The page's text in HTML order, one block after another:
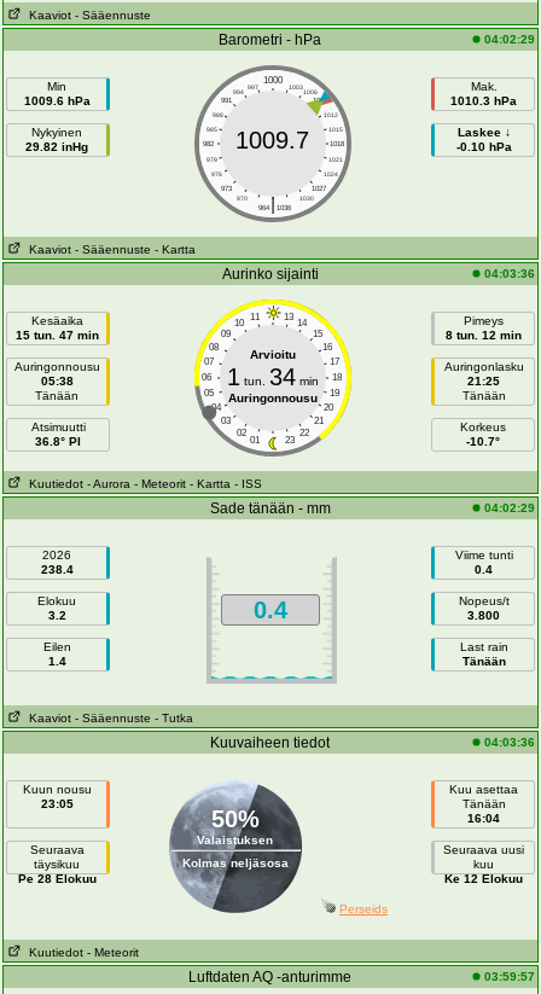
Kaaviot - Sääennuste
Barometri - hPa 04:02:29
Min
1009.6 hPa
Nykyinen
29.82 inHg
1000
997 1003
994
1006
991
1009
988
1012
985
1015
982
1018
979
1021
976
1024
973
1027
970
1030
|
964 1036
1009.7
Mak.
1010.3 hPa
Laskee ↓
-0.10 hPa
Kaaviot - Sääennuste - Kartta
Aurinko sijainti 04:03:36
Kesäaika
15 tun. 47 min
Auringonnousu
05:38
Tänään
Atsimuutti
36.8° PI
11 13
10
14
09
15
08
16
07
17
06
18
05
19
04
20
03
21
02
22
01 23
Arvioitu
1 tun. 34min
Auringonnousu
Pimeys
8 tun. 12 min
Auringonlasku
21:25
Tänään
Korkeus
-10.7°
Kuutiedot - Aurora - Meteorit - Kartta - ISS
Sade tänään - mm 04:02:29
2026
238.4
Elokuu
3.2
Eilen
1.4
0.4
Viime tunti
0.4
Nopeus/t
3.800
Last rain
Tänään
Kaaviot - Sääennuste - Tutka
Kuuvaiheen tiedot 04:03:36
Kuun nousu
23:05
Seuraava
täysikuu
Pe 28 Elokuu
50%
Valaistuksen
Kolmas neljäsosa
Kuu asettaa
Tänään
16:04
Seuraava uusi
kuu
Ke 12 Elokuu
Perseids
Kuutiedot - Meteorit
Luftdaten AQ -anturimme 03:59:57